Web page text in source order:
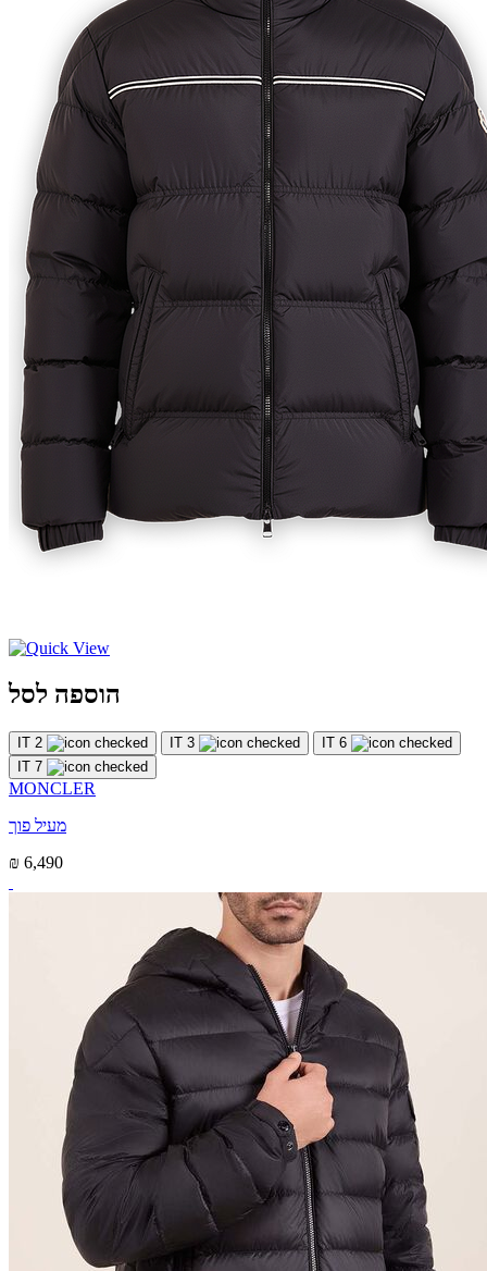
הוספה לסל
IT 2 IT 3
IT 6
IT 7
MONCLER
מעיל פוך
₪ 6,490